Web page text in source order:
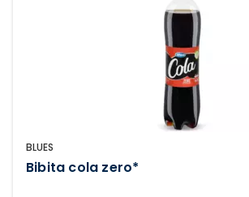
BLUES
Bibita cola zero*